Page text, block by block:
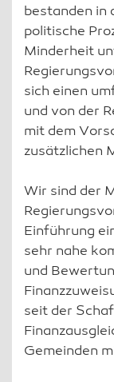
bestanden in
politische
Minderheit
sich einen
und von der
mit dem
zusätzlichen
Wir sind der
Einführung
sehr nahe
und
seit der
Gemeinden